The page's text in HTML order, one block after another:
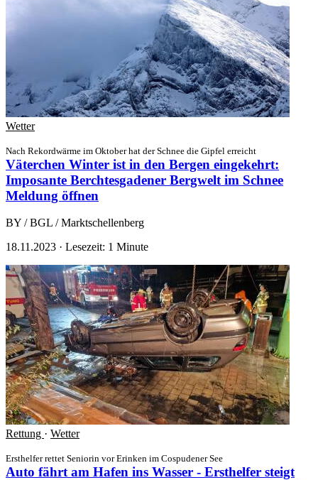
Wetter
Nach Rekordwärme im Oktober hat der Schnee die Gipfel erreicht
Väterchen Winter ist in den Bergen eingekehrt:
Imposante Berchtesgadener Bergwelt im Schnee
Meldung öffnen
BY / BGL / Marktschellenberg
18.11.2023 · Lesezeit: 1 Minute
Rettung · Wetter
Ersthelfer rettet Seniorin vor Erinken im Cospudener See
Auto fährt am Hafen ins Wasser - Ersthelfer steigt